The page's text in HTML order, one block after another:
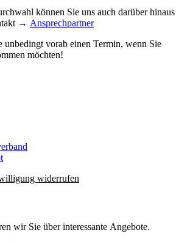
können Sie uns auch darüber hinaus
→ Ansprechpartner
unbedingt vorab einen Termin, wenn Sie
möchten!
widerrufen
wir Sie über interessante Angebote.